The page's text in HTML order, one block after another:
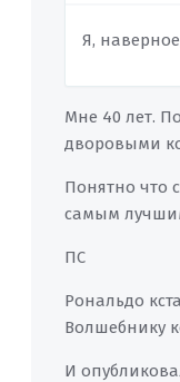
Я,
Мне 40 лет.
дворовыми
Понятно что
самым
ПС
Рональдо
Волшебнику
И